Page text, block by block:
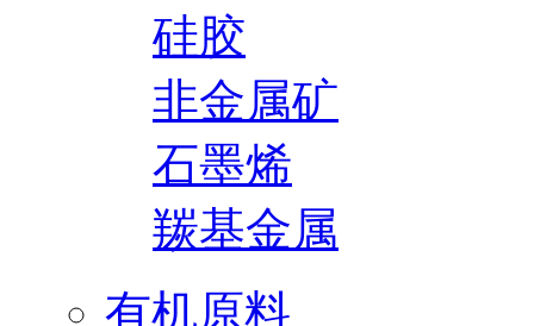
硅胶
非金属矿
石墨烯
羰基金属
有机原料